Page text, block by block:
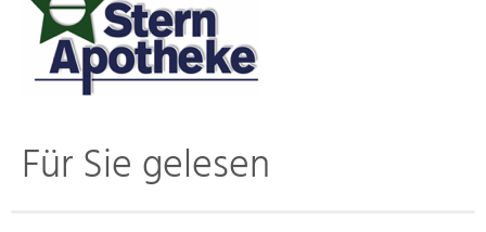
Für Sie gelesen